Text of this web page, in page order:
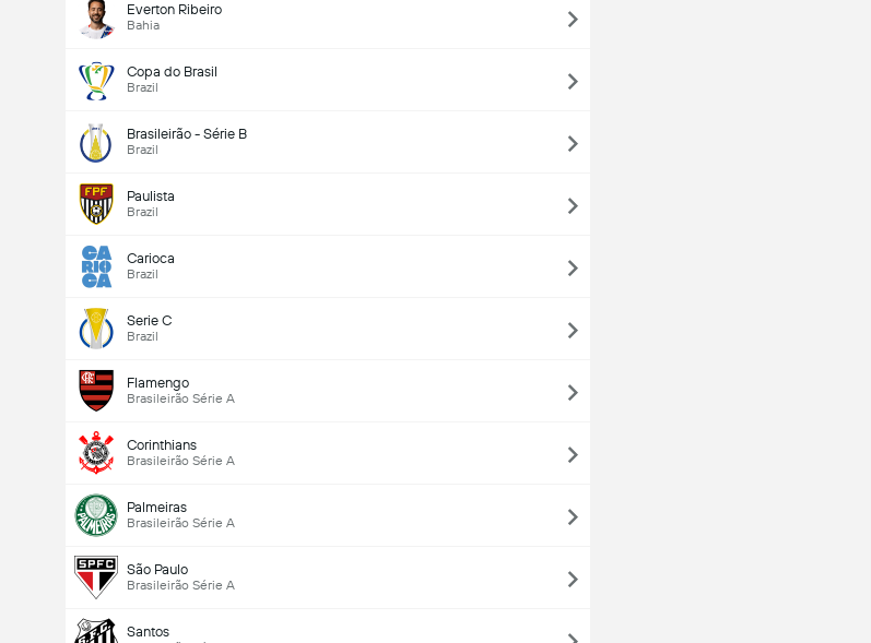
Everton Ribeiro
Bahia
Copa do Brasil
Brazil
Brasileirão - Série B
Brazil
Paulista
Brazil
Carioca
Brazil
Serie C
Brazil
Flamengo
Brasileirão Série A
Corinthians
Brasileirão Série A
Palmeiras
Brasileirão Série A
São Paulo
Brasileirão Série A
Santos